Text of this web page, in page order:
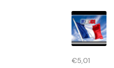
€5,01